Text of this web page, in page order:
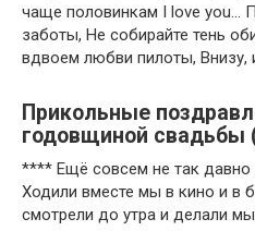
чаще половинкам I love you…
заботы, Не собирайте тень
вдвоем любви пилоты, Внизу,
Прикольные
годовщиной свадьбы
**** Ещё совсем не так давно
Ходили вместе мы в кино и в
смотрели до утра и делали